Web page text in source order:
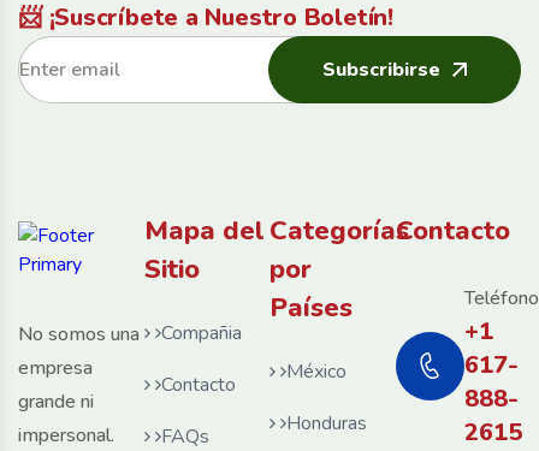
📨 ¡Suscríbete a Nuestro Boletín!
Subscribirse
No somos una
empresa
grande ni
impersonal.
Mapa del
Sitio
Compañia
Contacto
FAQs
Categorías
por
Países
México
Honduras
Contacto
+1
617-
888-
2615